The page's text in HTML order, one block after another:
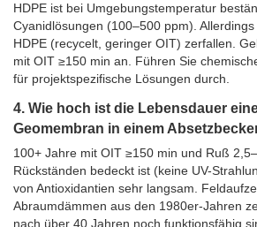
HDPE ist bei Umgebungstemperatur
Cyanidlösungen (100–500 ppm).
HDPE (recycelt, geringer OIT) zerfallen.
mit OIT ≥150 min an. Führen Sie
für projektspezifische Lösungen durch.
4. Wie hoch ist die Lebensdauer
Geomembran in einem
100+ Jahre mit OIT ≥150 min und Ruß
Rückständen bedeckt ist (keine UV-
von Antioxidantien sehr langsam.
Abraumdämmen aus den 1980er-Jahren
nach über 40 Jahren noch funktionsfähig